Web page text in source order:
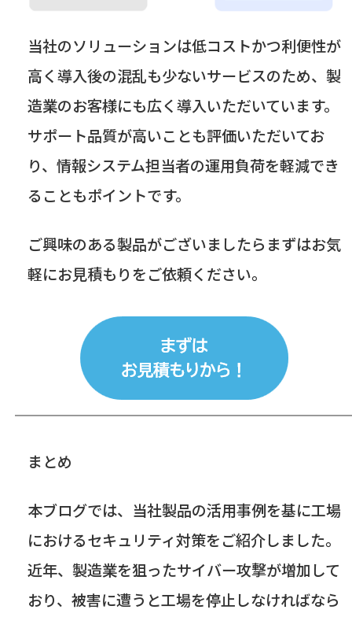
当社のソリューションは低コストかつ利便性が
高く導入後の混乱も少ないサービスのため、製
造業のお客様にも広く導入いただいています。
サポート品質が高いことも評価いただいてお
り、情報システム担当者の運用負荷を軽減でき
ることもポイントです。
ご興味のある製品がございましたらまずはお気
軽にお見積もりをご依頼ください。
まとめ
本ブログでは、当社製品の活用事例を基に工場
におけるセキュリティ対策をご紹介しました。
近年、製造業を狙ったサイバー攻撃が増加して
おり、被害に遭うと工場を停止しなければなら